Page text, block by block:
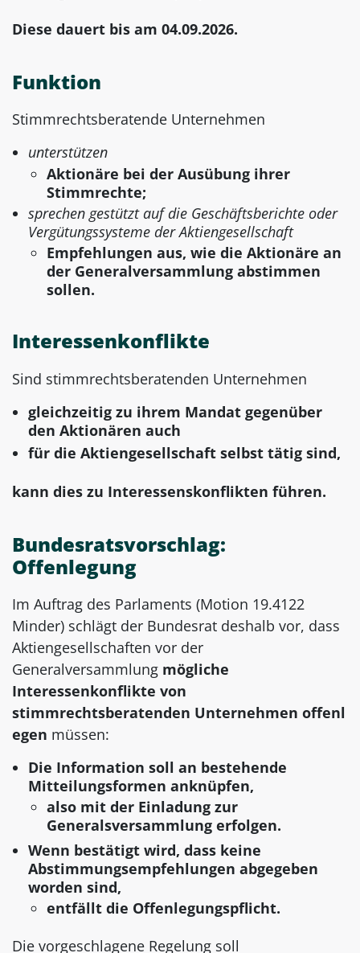
Diese dauert bis am 04.09.2026.
Funktion
Stimmrechtsberatende Unternehmen
unterstützen
Aktionäre bei der Ausübung ihrer
Stimmrechte;
sprechen gestützt auf die Geschäftsberichte oder
Vergütungssysteme der Aktiengesellschaft
Empfehlungen aus, wie die Aktionäre an
der Generalversammlung abstimmen
sollen.
Interessenkonflikte
Sind stimmrechtsberatenden Unternehmen
gleichzeitig zu ihrem Mandat gegenüber
den Aktionären auch
für die Aktiengesellschaft selbst tätig sind,
kann dies zu Interessenskonflikten führen.
Bundesratsvorschlag:
Offenlegung
Im Auftrag des Parlaments (Motion 19.4122
Minder) schlägt der Bundesrat deshalb vor, dass
Aktiengesellschaften vor der
Generalversammlung mögliche
Interessenkonflikte von
stimmrechtsberatenden Unternehmen offenl
egen müssen:
Die Information soll an bestehende
Mitteilungsformen anknüpfen,
also mit der Einladung zur
Generalsversammlung erfolgen.
Wenn bestätigt wird, dass keine
Abstimmungsempfehlungen abgegeben
worden sind,
entfällt die Offenlegungspflicht.
Die vorgeschlagene Regelung soll